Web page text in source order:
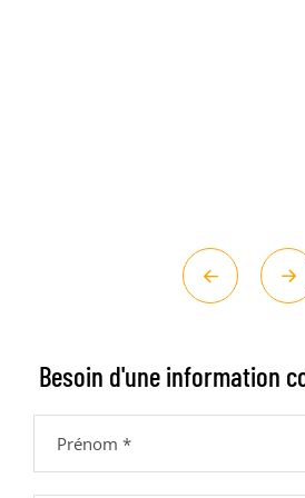
Précédent
Besoin d'une information